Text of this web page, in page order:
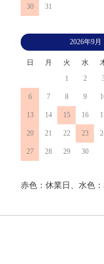
30 31
2026年9月
日 月 火 水
1
2
6 7 8 9
13 14 15 16
20 21 22 23
27 28 29 30
赤色：休業日、水色